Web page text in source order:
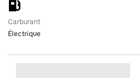
Carburant
Électrique